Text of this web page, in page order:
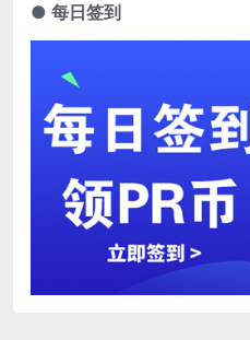
● 每日签到